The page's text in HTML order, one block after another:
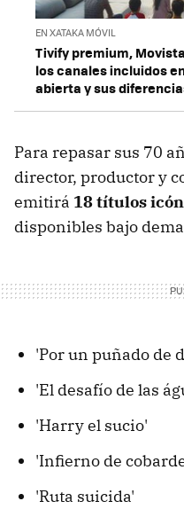
EN XATAKA MÓVIL
Tivify premium,
los canales incluidos
abierta y sus
Para repasar sus 70
director, productor y
emitirá 18 títulos
disponibles bajo
'Por un puñado de
'El desafío de las
'Harry el sucio'
'Infierno de
'Ruta suicida'